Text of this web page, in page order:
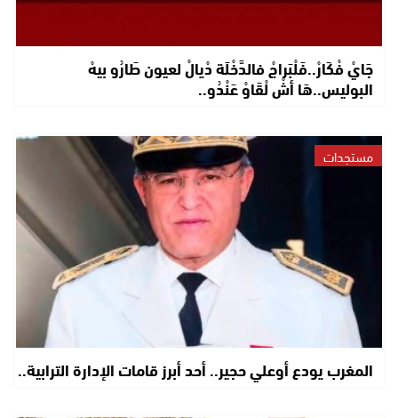
جَايْ فْكَارْ..فَلْبَراجْ فالدَّخْلَة دْيالْ لعيون طَارُو بيهْ
البوليس..هَا أشْ لْقَاوْ عَنْدُو..
مستجدات
المغرب يودع أوعلي حجير.. أحد أبرز قامات الإدارة الترابية..